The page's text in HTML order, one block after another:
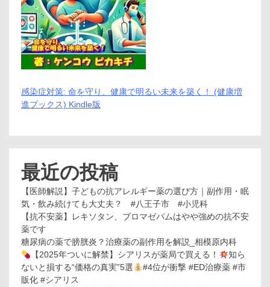
感染症対策: 命を守り、健康で明るい未来を築く！ (健康増
進ブックス) Kindle版
最近の投稿
【医師解説】子どもの抗アレルギー薬の選び方｜副作用・眠
気・飲み続けても大丈夫？ #八王子市 #小児科
【抗不安薬】レキソタン、ブロマゼパムはやや強めの抗不安
薬です
糖尿病の薬で膀胱炎？治療薬の副作用を解説_相模原内科
【2025年ついに解禁】シアリスが薬局で買える！
知ら
ないと損する“価格の真実”5選
#4位が衝撃 #ED治療薬 #市
販化 #シアリス